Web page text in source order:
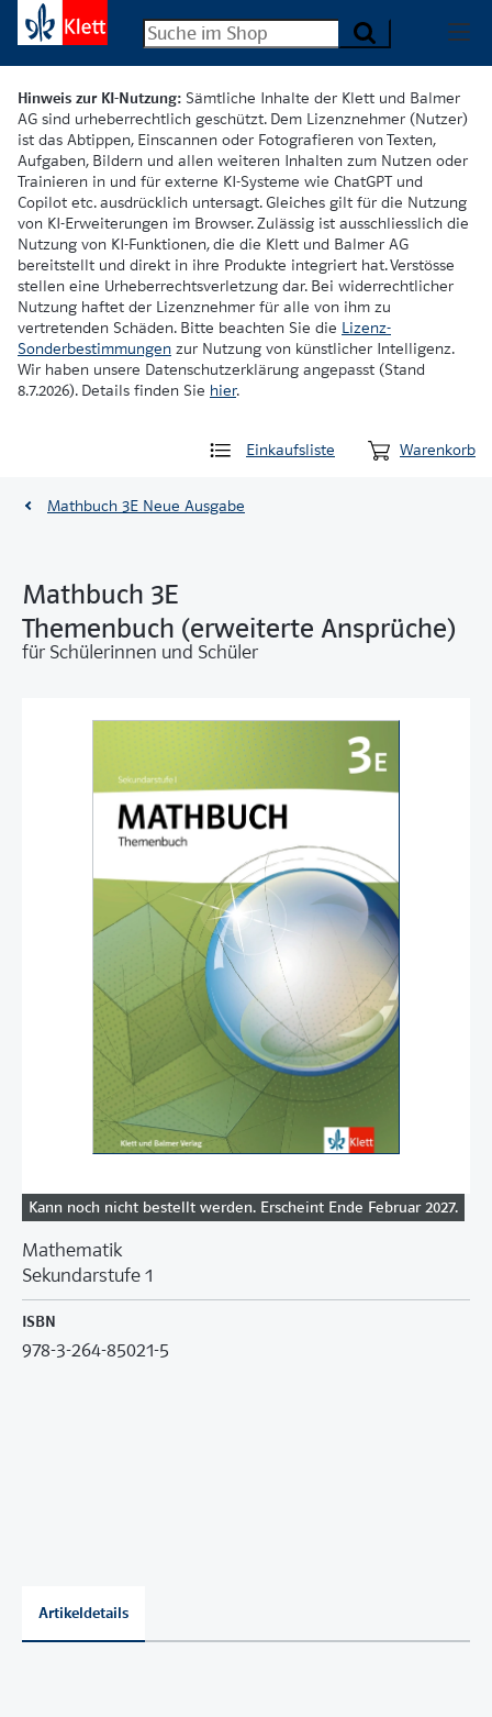
Hinweis zur KI-Nutzung: Sämtliche Inhalte der Klett und Balmer
AG sind urheberrechtlich geschützt. Dem Lizenznehmer (Nutzer)
ist das Abtippen, Einscannen oder Fotografieren von Texten,
Aufgaben, Bildern und allen weiteren Inhalten zum Nutzen oder
Trainieren in und für externe KI-Systeme wie ChatGPT und
Copilot etc. ausdrücklich untersagt. Gleiches gilt für die Nutzung
von KI-Erweiterungen im Browser. Zulässig ist ausschliesslich die
Nutzung von KI-Funktionen, die die Klett und Balmer AG
bereitstellt und direkt in ihre Produkte integriert hat. Verstösse
stellen eine Urheberrechtsverletzung dar. Bei widerrechtlicher
Nutzung haftet der Lizenznehmer für alle von ihm zu
vertretenden Schäden. Bitte beachten Sie die Lizenz-
Sonderbestimmungen zur Nutzung von künstlicher Intelligenz.
Wir haben unsere Datenschutzerklärung angepasst (Stand
8.7.2026). Details finden Sie hier.
Einkaufsliste Warenkorb
Mathbuch 3E Neue Ausgabe
Mathbuch 3E
Themenbuch (erweiterte Ansprüche)
für Schülerinnen und Schüler
Kann noch nicht bestellt werden. Erscheint Ende Februar 2027.
Mathematik
Sekundarstufe 1
ISBN
978-3-264-85021-5
Artikeldetails